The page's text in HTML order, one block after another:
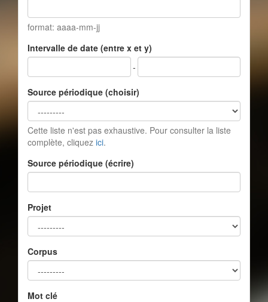
format: aaaa-mm-jj
Intervalle de date (entre x et y)
-
Source périodique (choisir)
Cette liste n'est pas exhaustive. Pour consulter la liste
complète, cliquez ici.
Source périodique (écrire)
Projet
Corpus
Mot clé